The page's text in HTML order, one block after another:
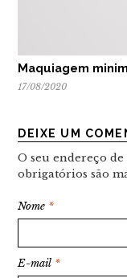
Maquiagem
17/08/2020
DEIXE UM
O seu endereço
obrigatórios são
Nome *
E-mail *